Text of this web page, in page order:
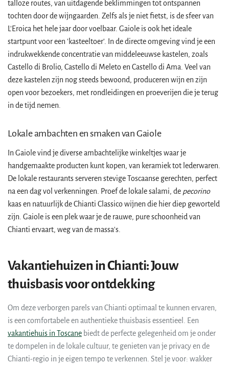
talloze routes, van uitdagende beklimmingen tot ontspannen
tochten door de wijngaarden. Zelfs als je niet fietst, is de sfeer van
L'Eroica het hele jaar door voelbaar. Gaiole is ook het ideale
startpunt voor een 'kasteeltoer'. In de directe omgeving vind je een
indrukwekkende concentratie van middeleeuwse kastelen, zoals
Castello di Brolio, Castello di Meleto en Castello di Ama. Veel van
deze kastelen zijn nog steeds bewoond, produceren wijn en zijn
open voor bezoekers, met rondleidingen en proeverijen die je terug
in de tijd nemen.
Lokale ambachten en smaken van Gaiole
In Gaiole vind je diverse ambachtelijke winkeltjes waar je
handgemaakte producten kunt kopen, van keramiek tot lederwaren.
De lokale restaurants serveren stevige Toscaanse gerechten, perfect
na een dag vol verkenningen. Proef de lokale salami, de pecorino
kaas en natuurlijk de Chianti Classico wijnen die hier diep geworteld
zijn. Gaiole is een plek waar je de rauwe, pure schoonheid van
Chianti ervaart, weg van de massa's.
Vakantiehuizen in Chianti: Jouw
thuisbasis voor ontdekking
Om deze verborgen parels van Chianti optimaal te kunnen ervaren,
is een comfortabele en authentieke thuisbasis essentieel. Een
vakantiehuis in Toscane biedt de perfecte gelegenheid om je onder
te dompelen in de lokale cultuur, te genieten van je privacy en de
Chianti-regio in je eigen tempo te verkennen. Stel je voor: wakker